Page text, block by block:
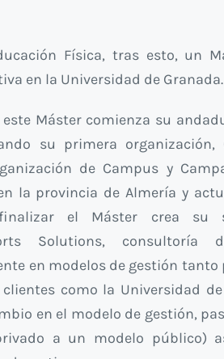
Física, tras esto, un
en la Universidad de Granada.
Máster comienza su
su primera organización,
de Campus y
la provincia de Almería y
el Máster crea su
Solutions, consultoría
en modelos de gestión tanto
como la Universidad
en el modelo de gestión,
a un modelo público)